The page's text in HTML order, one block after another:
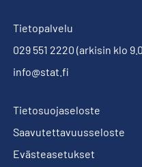
Tietopalvelu
029 551 2220 (arkisin klo
info@stat.fi
Tietosuojaseloste
Saavutettavuusseloste
Evästeasetukset